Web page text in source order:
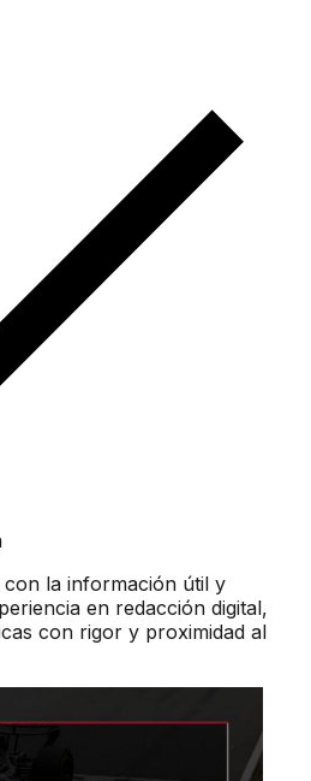
con la información útil y
en redacción digital,
con rigor y proximidad al